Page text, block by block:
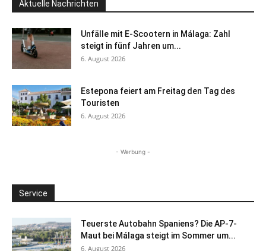
Aktuelle Nachrichten
Unfälle mit E-Scootern in Málaga: Zahl
steigt in fünf Jahren um...
6. August 2026
Estepona feiert am Freitag den Tag des
Touristen
6. August 2026
- Werbung -
Service
Teuerste Autobahn Spaniens? Die AP-7-
Maut bei Málaga steigt im Sommer um...
6. August 2026